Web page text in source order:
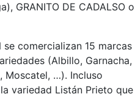
GRANITO DE CADALSO o
comercializan 15 marcas
(Albillo, Garnacha,
Moscatel, …). Incluso
variedad Listán Prieto que